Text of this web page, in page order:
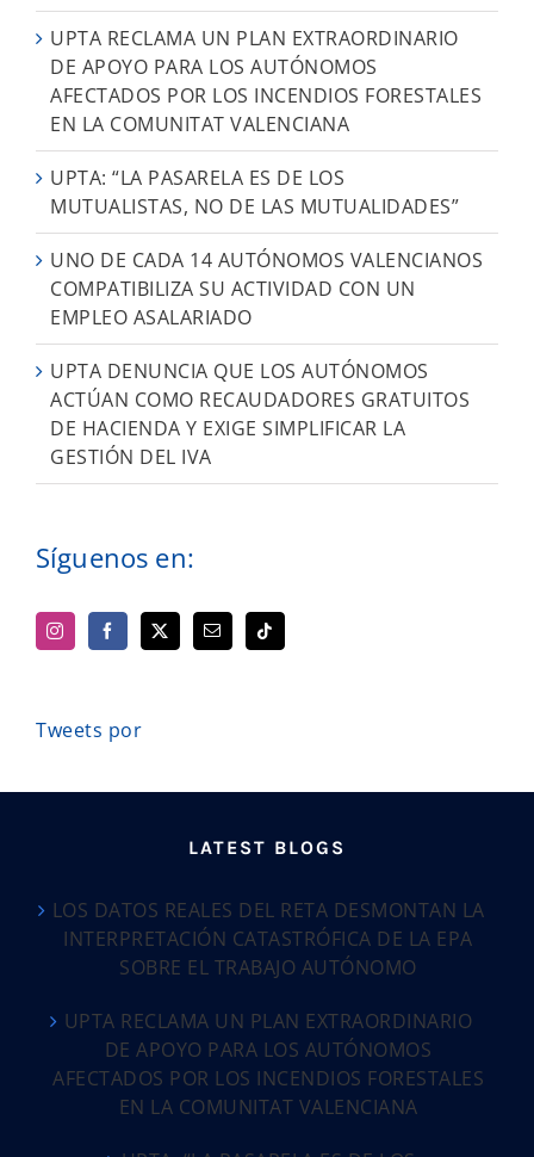
UPTA RECLAMA UN PLAN EXTRAORDINARIO
DE APOYO PARA LOS AUTÓNOMOS
AFECTADOS POR LOS INCENDIOS FORESTALES
EN LA COMUNITAT VALENCIANA
UPTA: “LA PASARELA ES DE LOS
MUTUALISTAS, NO DE LAS MUTUALIDADES”
UNO DE CADA 14 AUTÓNOMOS VALENCIANOS
COMPATIBILIZA SU ACTIVIDAD CON UN
EMPLEO ASALARIADO
UPTA DENUNCIA QUE LOS AUTÓNOMOS
ACTÚAN COMO RECAUDADORES GRATUITOS
DE HACIENDA Y EXIGE SIMPLIFICAR LA
GESTIÓN DEL IVA
Síguenos en:
Tweets por
LATEST BLOGS
LOS DATOS REALES DEL RETA DESMONTAN LA
INTERPRETACIÓN CATASTRÓFICA DE LA EPA
SOBRE EL TRABAJO AUTÓNOMO
UPTA RECLAMA UN PLAN EXTRAORDINARIO
DE APOYO PARA LOS AUTÓNOMOS
AFECTADOS POR LOS INCENDIOS FORESTALES
EN LA COMUNITAT VALENCIANA